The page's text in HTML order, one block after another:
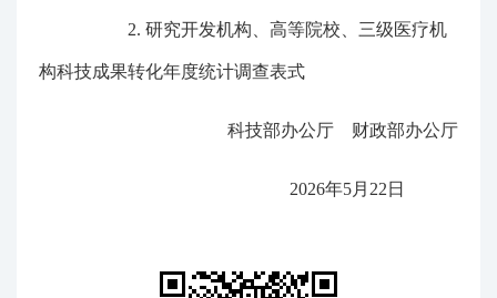
2. 研究开发机构、高等院校、三级医疗机
构科技成果转化年度统计调查表式
科技部办公厅 财政部办公厅
2026年5月22日